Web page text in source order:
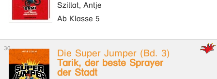
Szillat, Antje
Ab Klasse 5
Die Super Jumper (Bd. 3)
Tarik, der beste Sprayer
der Stadt